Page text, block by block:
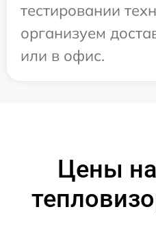
тестировании
организуем
или в офис.
Цены